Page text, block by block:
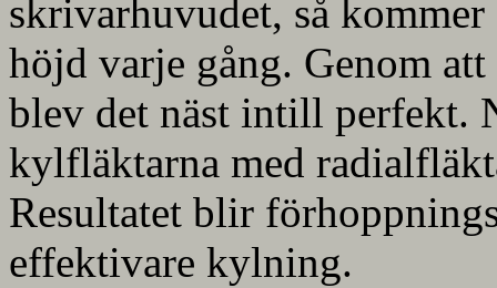
skrivarhuvudet, så
höjd varje gång. Genom
blev det näst intill perfekt.
kylfläktarna med
Resultatet blir
effektivare kylning.